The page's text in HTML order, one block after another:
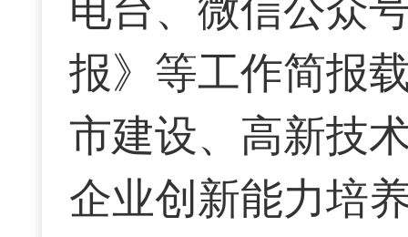
电台、微信公众
报》等工作简报
市建设、 高新技
企业创新能力培